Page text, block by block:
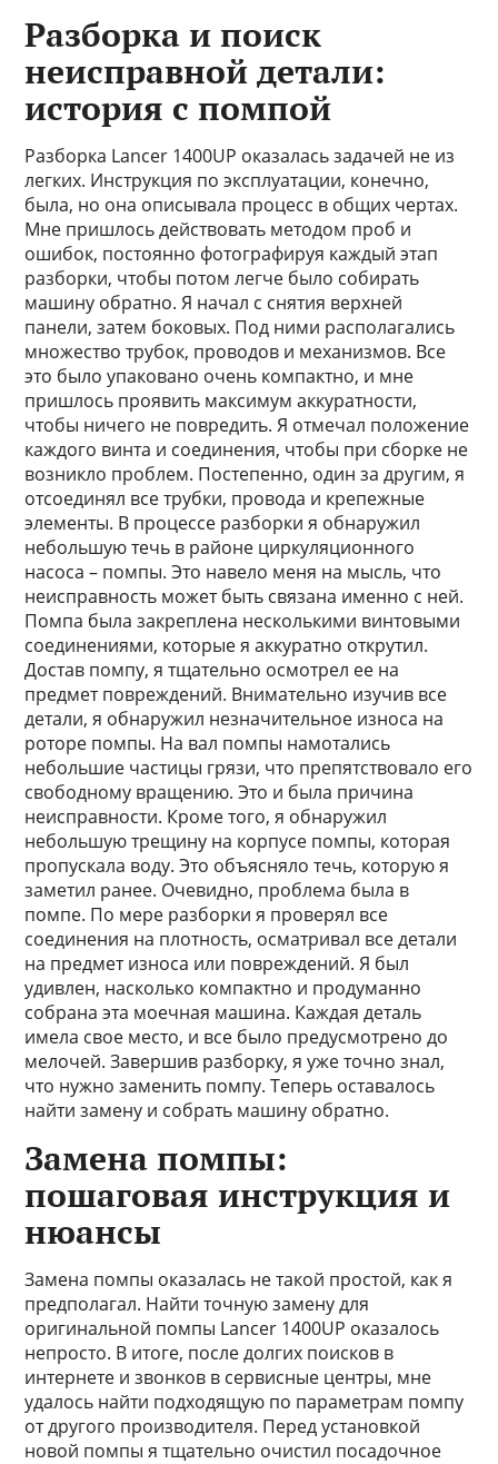
Разборка и поиск
неисправной детали:
история с помпой
Разборка Lancer 1400UP оказалась задачей не из
легких. Инструкция по эксплуатации, конечно,
была, но она описывала процесс в общих чертах.
Мне пришлось действовать методом проб и
ошибок, постоянно фотографируя каждый этап
разборки, чтобы потом легче было собирать
машину обратно. Я начал с снятия верхней
панели, затем боковых. Под ними располагались
множество трубок, проводов и механизмов. Все
это было упаковано очень компактно, и мне
пришлось проявить максимум аккуратности,
чтобы ничего не повредить. Я отмечал положение
каждого винта и соединения, чтобы при сборке не
возникло проблем. Постепенно, один за другим, я
отсоединял все трубки, провода и крепежные
элементы. В процессе разборки я обнаружил
небольшую течь в районе циркуляционного
насоса – помпы. Это навело меня на мысль, что
неисправность может быть связана именно с ней.
Помпа была закреплена несколькими винтовыми
соединениями, которые я аккуратно открутил.
Достав помпу, я тщательно осмотрел ее на
предмет повреждений. Внимательно изучив все
детали, я обнаружил незначительное износа на
роторе помпы. На вал помпы намотались
небольшие частицы грязи, что препятствовало его
свободному вращению. Это и была причина
неисправности. Кроме того, я обнаружил
небольшую трещину на корпусе помпы, которая
пропускала воду. Это объясняло течь, которую я
заметил ранее. Очевидно, проблема была в
помпе. По мере разборки я проверял все
соединения на плотность, осматривал все детали
на предмет износа или повреждений. Я был
удивлен, насколько компактно и продуманно
собрана эта моечная машина. Каждая деталь
имела свое место, и все было предусмотрено до
мелочей. Завершив разборку, я уже точно знал,
что нужно заменить помпу. Теперь оставалось
найти замену и собрать машину обратно.
Замена помпы:
пошаговая инструкция и
нюансы
Замена помпы оказалась не такой простой, как я
предполагал. Найти точную замену для
оригинальной помпы Lancer 1400UP оказалось
непросто. В итоге, после долгих поисков в
интернете и звонков в сервисные центры, мне
удалось найти подходящую по параметрам помпу
от другого производителя. Перед установкой
новой помпы я тщательно очистил посадочное